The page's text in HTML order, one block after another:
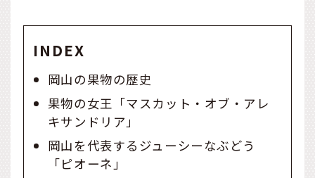
INDEX
岡山の果物の歴史
果物の女王「マスカット・オブ・アレ
キサンドリア」
岡山を代表するジューシーなぶどう
「ピオーネ」